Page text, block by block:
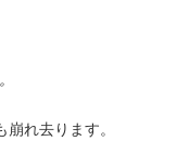
れ去ります。